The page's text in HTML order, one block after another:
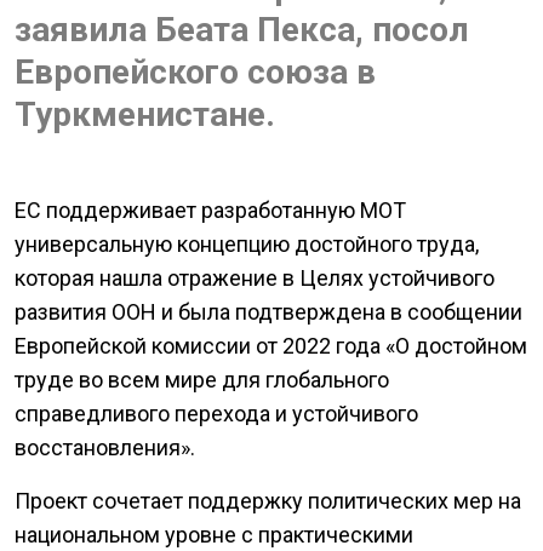
заявила Беата Пекса, посол
Европейского союза в
Туркменистане.
ЕС поддерживает разработанную МОТ
универсальную концепцию достойного труда,
которая нашла отражение в Целях устойчивого
развития ООН и была подтверждена в сообщении
Европейской комиссии от 2022 года «О достойном
труде во всем мире для глобального
справедливого перехода и устойчивого
восстановления».
Проект сочетает поддержку политических мер на
национальном уровне с практическими